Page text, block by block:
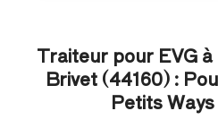
Traiteur pour EVG
Brivet (44160) :
Petits Ways